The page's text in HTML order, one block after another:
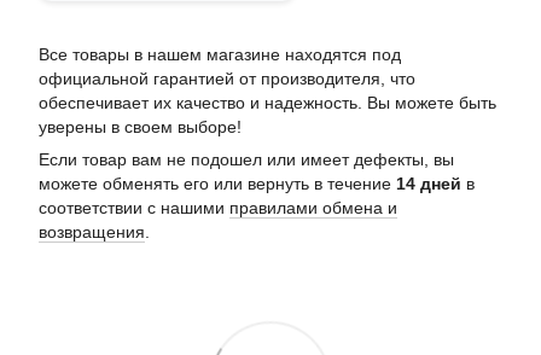
Все товары в нашем магазине находятся под
официальной гарантией от производителя, что
обеспечивает их качество и надежность. Вы можете быть
уверены в своем выборе!
Если товар вам не подошел или имеет дефекты, вы
можете обменять его или вернуть в течение 14 дней в
соответствии с нашими правилами обмена и
возвращения